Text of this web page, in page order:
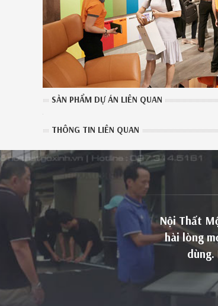
SẢN PHẨM DỰ ÁN LIÊN QUAN
THÔNG TIN LIÊN QUAN
Nội Thất
hài lòng